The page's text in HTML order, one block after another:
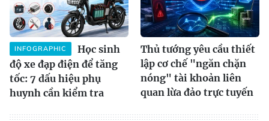
INFOGRAPHIC
Học sinh
độ xe đạp điện để tăng
tốc: 7 dấu hiệu phụ
huynh cần kiểm tra
Thủ tướng yêu cầu thiết
lập cơ chế "ngăn chặn
nóng" tài khoản liên
quan lừa đảo trực tuyến